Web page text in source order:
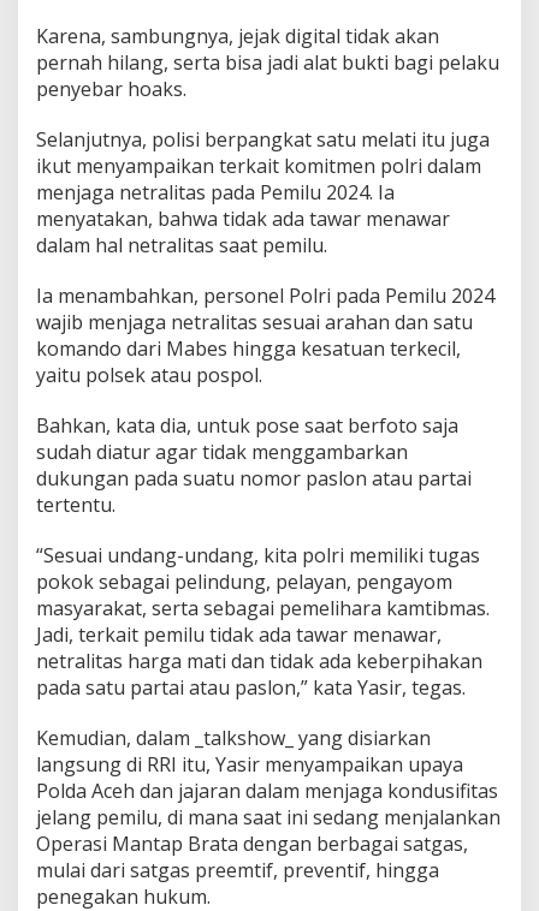
Karena, sambungnya, jejak digital tidak akan
pernah hilang, serta bisa jadi alat bukti bagi pelaku
penyebar hoaks.
Selanjutnya, polisi berpangkat satu melati itu juga
ikut menyampaikan terkait komitmen polri dalam
menjaga netralitas pada Pemilu 2024. Ia
menyatakan, bahwa tidak ada tawar menawar
dalam hal netralitas saat pemilu.
Ia menambahkan, personel Polri pada Pemilu 2024
wajib menjaga netralitas sesuai arahan dan satu
komando dari Mabes hingga kesatuan terkecil,
yaitu polsek atau pospol.
Bahkan, kata dia, untuk pose saat berfoto saja
sudah diatur agar tidak menggambarkan
dukungan pada suatu nomor paslon atau partai
tertentu.
“Sesuai undang-undang, kita polri memiliki tugas
pokok sebagai pelindung, pelayan, pengayom
masyarakat, serta sebagai pemelihara kamtibmas.
Jadi, terkait pemilu tidak ada tawar menawar,
netralitas harga mati dan tidak ada keberpihakan
pada satu partai atau paslon,” kata Yasir, tegas.
Kemudian, dalam _talkshow_ yang disiarkan
langsung di RRI itu, Yasir menyampaikan upaya
Polda Aceh dan jajaran dalam menjaga kondusifitas
jelang pemilu, di mana saat ini sedang menjalankan
Operasi Mantap Brata dengan berbagai satgas,
mulai dari satgas preemtif, preventif, hingga
penegakan hukum.